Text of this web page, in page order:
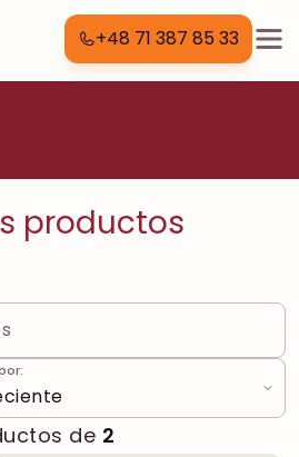
+48 71 387 85 33
productos
de 2